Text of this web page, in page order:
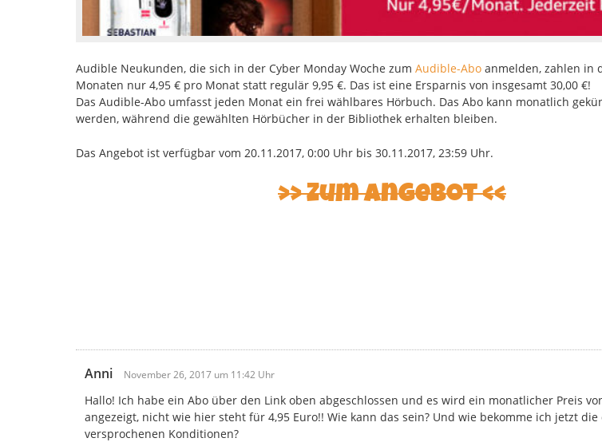
Audible Neukunden, die sich in der Cyber Monday Woche zum Audible-Aboanmelden, zahlen in
Monaten nur 4,95 € pro Monat statt regulär 9,95 €. Das ist eine Ersparnis von insgesamt 30,00 €!
Das Audible-Abo umfasst jeden Monat ein frei wählbares Hörbuch. Das Abo kann monatlich
werden, während die gewählten Hörbücher in der Bibliothek erhalten bleiben.
Das Angebot ist verfügbar vom 20.11.2017, 0:00 Uhr bis 30.11.2017, 23:59 Uhr.
>> Zum Angebot <<
Anni November 26, 2017 um 11:42 Uhr
Hallo! Ich habe ein Abo über den Link oben abgeschlossen und es wird ein monatlicher Preis
angezeigt, nicht wie hier steht für 4,95 Euro!! Wie kann das sein? Und wie bekomme ich jetzt die
versprochenen Konditionen?